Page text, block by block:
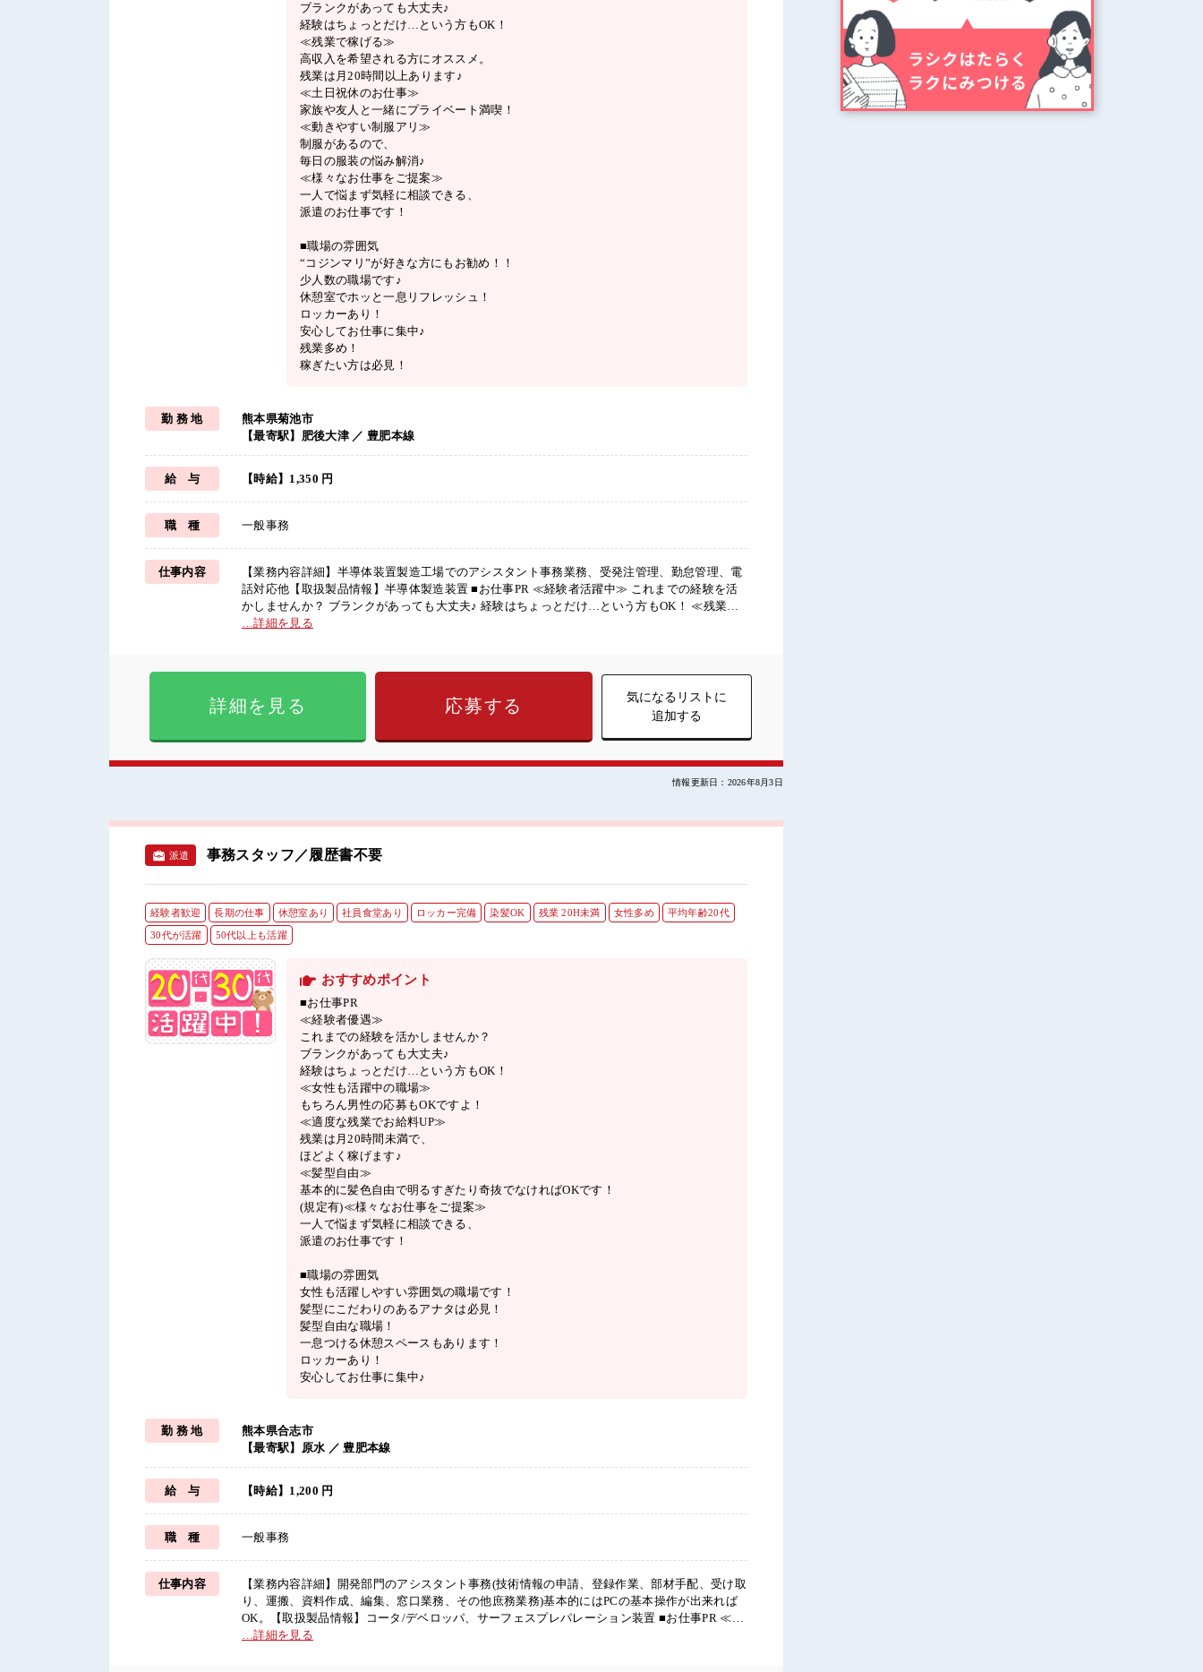
ブランクがあっても大丈夫♪
経験はちょっとだけ…という方もOK！
≪残業で稼げる≫
高収入を希望される方にオススメ。
残業は月20時間以上あります♪
≪土日祝休のお仕事≫
家族や友人と一緒にプライベート満喫！
≪動きやすい制服アリ≫
制服があるので、
毎日の服装の悩み解消♪
≪様々なお仕事をご提案≫
一人で悩まず気軽に相談できる、
派遣のお仕事です！
■職場の雰囲気
“コジンマリ”が好きな方にもお勧め！！
少人数の職場です♪
休憩室でホッと一息リフレッシュ！
ロッカーあり！
安心してお仕事に集中♪
残業多め！
稼ぎたい方は必見！
勤 務 地
熊本県菊池市
【最寄駅】肥後大津 ／ 豊肥本線
給 与 【時給】1,350 円
職 種 一般事務
仕事内容
【業務内容詳細】半導体装置製造工場でのアシスタント事務業務、受発注管理、勤怠管理、電
話対応他【取扱製品情報】半導体製造装置 ■お仕事PR ≪経験者活躍中≫ これまでの経験を活
かしませんか？ ブランクがあっても大丈夫♪ 経験はちょっとだけ…という方もOK！ ≪残業で
稼げる≫ 高収入を希望される方にオススメ。 残業は月20時間以上あります♪ ≪土日祝休のお仕
です！ ■職場の雰囲気 “コジンマリ”が好きな方にもお勧め！！ 少人数の職場です♪ 休憩室でホ
ッと一息リフレッシュ！ ロッカーあり！ 安心してお仕事に集中♪ 残業多め！ 稼ぎたい方は必
見！
…詳細を見る
詳細を見る 応募する
気になるリストに
追加する
情報更新日：2026年8月3日
派遣 事務スタッフ／履歴書不要
経験者歓迎 長期の仕事 休憩室あり 社員食堂あり ロッカー完備 染髪OK 残業 20H未満 女性多め 平均年齢20代
30代が活躍 50代以上も活躍
おすすめポイント
■お仕事PR
≪経験者優遇≫
これまでの経験を活かしませんか？
ブランクがあっても大丈夫♪
経験はちょっとだけ…という方もOK！
≪女性も活躍中の職場≫
もちろん男性の応募もOKですよ！
≪適度な残業でお給料UP≫
残業は月20時間未満で、
ほどよく稼げます♪
≪髪型自由≫
基本的に髪色自由で明るすぎたり奇抜でなければOKです！
(規定有)≪様々なお仕事をご提案≫
一人で悩まず気軽に相談できる、
派遣のお仕事です！
■職場の雰囲気
女性も活躍しやすい雰囲気の職場です！
髪型にこだわりのあるアナタは必見！
髪型自由な職場！
一息つける休憩スペースもあります！
ロッカーあり！
安心してお仕事に集中♪
勤 務 地
熊本県合志市
【最寄駅】原水 ／ 豊肥本線
給 与 【時給】1,200 円
職 種 一般事務
仕事内容
【業務内容詳細】開発部門のアシスタント事務(技術情報の申請、登録作業、部材手配、受け取
り、運搬、資料作成、編集、窓口業務、その他庶務業務)基本的にはPCの基本操作が出来れば
OK。【取扱製品情報】コータ/デベロッパ、サーフェスプレパレーション装置 ■お仕事PR ≪経
験者優遇≫ これまでの経験を活かしませんか？ ブランクがあっても大丈夫♪ 経験はちょっとだ
…詳細を見る